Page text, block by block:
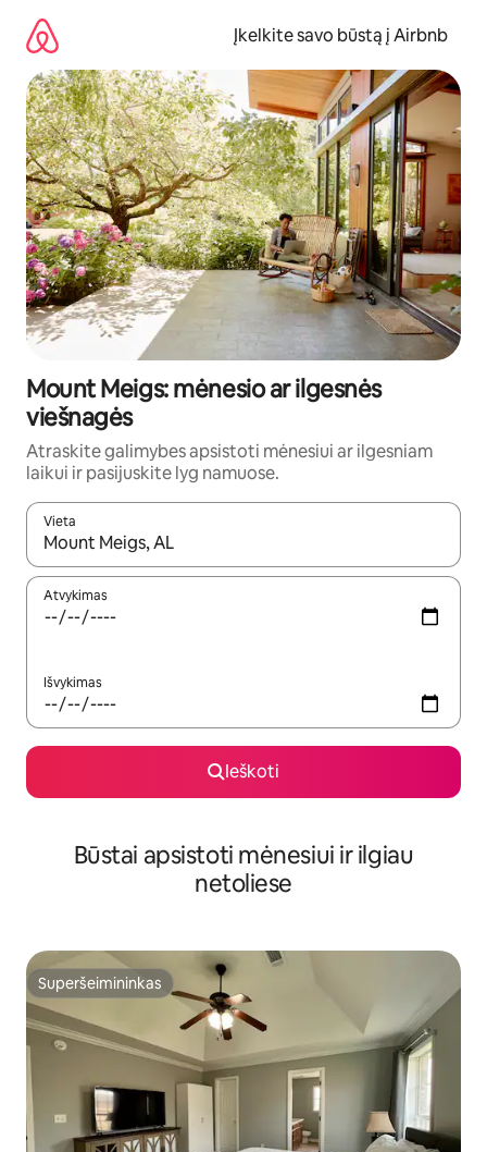
turinio
Įkelkite savo būstą į Airbnb
Mount Meigs: mėnesio ar ilgesnės
viešnagės
Atraskite galimybes apsistoti mėnesiui ar ilgesniam
laikui ir pasijuskite lyg namuose.
Vieta
Kai pasirodys paieškos rezultatai, juos naršyti galite
Atvykimas
Išvykimas
Ieškoti
Būstai apsistoti mėnesiui ir ilgiau
netoliese
Superšeimininkas
Superšeimininkas